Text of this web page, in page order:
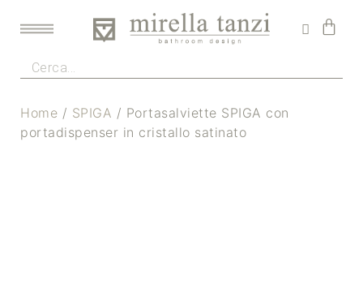
Home / SPIGA / Portasalviette SPIGA con
portadispenser in cristallo satinato